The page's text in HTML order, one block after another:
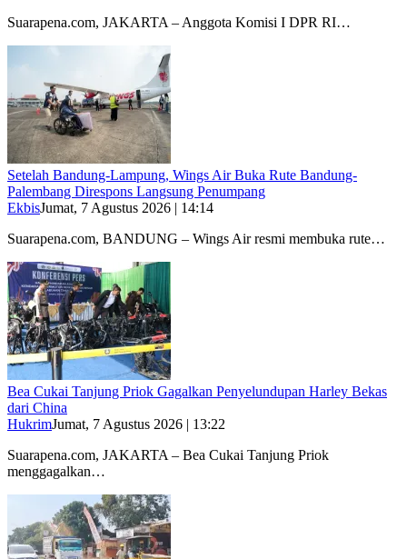
Suarapena.com, JAKARTA – Anggota Komisi I DPR RI…
Setelah Bandung-Lampung, Wings Air Buka Rute Bandung-
Palembang Direspons Langsung Penumpang
EkbisJumat, 7 Agustus 2026 | 14:14
Suarapena.com, BANDUNG – Wings Air resmi membuka rute…
Bea Cukai Tanjung Priok Gagalkan Penyelundupan Harley Bekas
dari China
HukrimJumat, 7 Agustus 2026 | 13:22
Suarapena.com, JAKARTA – Bea Cukai Tanjung Priok
menggagalkan…